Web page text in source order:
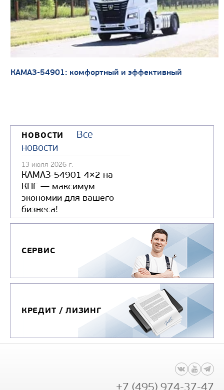
КАМАЗ-54901: комфортный и эффективный
НОВОСТИ
Все
новости
13 июля 2026 г.
КАМАЗ-54901 4×2 на
КПГ — максимум
экономии для вашего
бизнеса!
СЕРВИС
КРЕДИТ / ЛИЗИНГ
+7 (495) 974-37-47